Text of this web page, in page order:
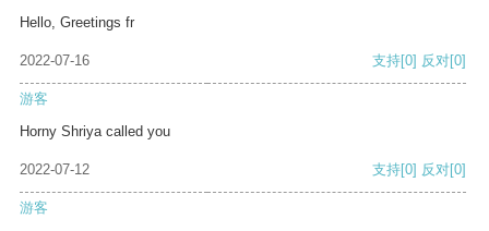
Hello, Greetings fr
2022-07-16 支持[0] 反对[0]
游客
Horny Shriya called you
2022-07-12 支持[0] 反对[0]
游客